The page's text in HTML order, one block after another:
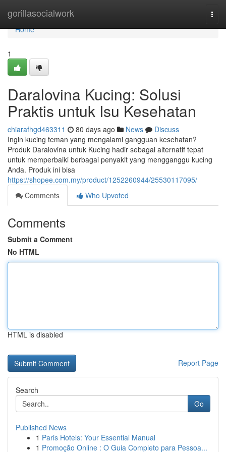
gorillasocialwork
Home
Home
1
Daralovina Kucing: Solusi
Praktis untuk Isu Kesehatan
chiarafhgd463311 80 days ago News
Discuss
Ingin kucing teman yang mengalami gangguan kesehatan?
Produk Daralovina untuk Kucing hadir sebagai alternatif tepat
untuk memperbaiki berbagai penyakit yang mengganggu kucing
Anda. Produk ini bisa
https://shopee.com.my/product/1252260944/25530117095/
Comments
Who Upvoted
Comments
Submit a Comment
No HTML
HTML is disabled
Report Page
Search
Go
Published News
1 Paris Hotels: Your Essential Manual
1 Promoção Online : O Guia Completo para Pessoa...